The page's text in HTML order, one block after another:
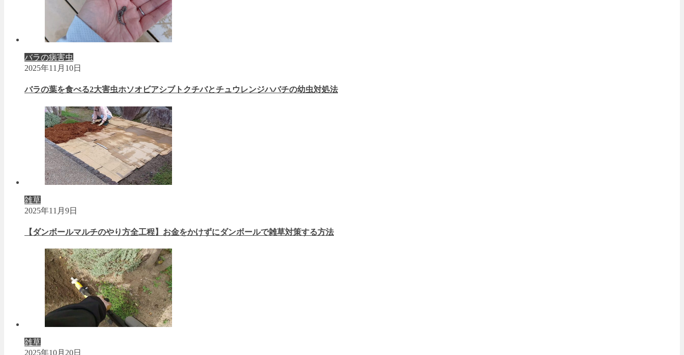
バラの病害虫
2025年11月10日
バラの葉を食べる2大害虫ホソオビアシブトクチバとチュウレンジハバチの幼虫対処法
雑草
2025年11月9日
【ダンボールマルチのやり方全工程】お金をかけずにダンボールで雑草対策する方法
雑草
2025年10月20日